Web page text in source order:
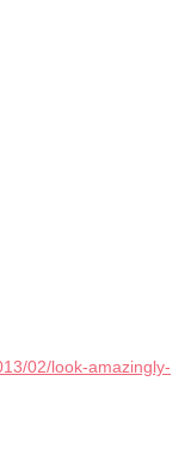
02/look-amazingly-